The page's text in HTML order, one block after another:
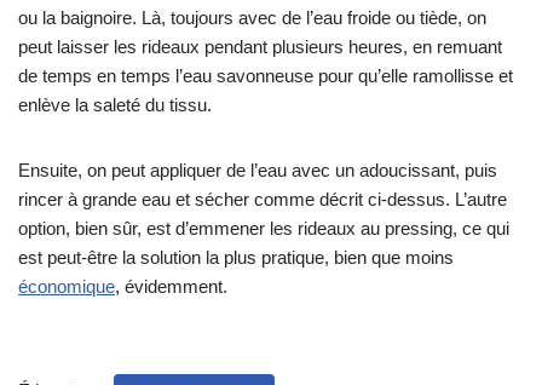
ou la baignoire. Là, toujours avec de l’eau froide ou tiède, on
peut laisser les rideaux pendant plusieurs heures, en remuant
de temps en temps l’eau savonneuse pour qu’elle ramollisse et
enlève la saleté du tissu.
Ensuite, on peut appliquer de l’eau avec un adoucissant, puis
rincer à grande eau et sécher comme décrit ci-dessus. L’autre
option, bien sûr, est d’emmener les rideaux au pressing, ce qui
est peut-être la solution la plus pratique, bien que moins
économique, évidemment.